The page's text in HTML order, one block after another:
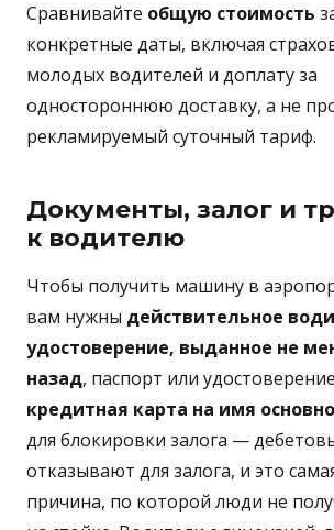
Сравнивайте общую стоимость
конкретные даты, включая
молодых водителей и доплату за
одностороннюю доставку, а не
рекламируемый суточный тариф.
Документы, залог и
к водителю
Чтобы получить машину в
вам нужны действительное
удостоверение, выданное не
назад, паспорт или
кредитная карта на имя
для блокировки залога —
отказывают для залога, и это
причина, по которой люди не